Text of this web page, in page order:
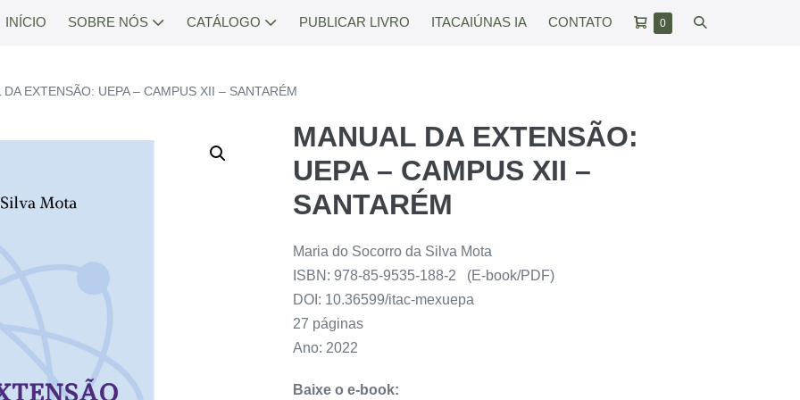
INÍCIO SOBRE NÓS CATÁLOGO PUBLICAR LIVRO ITACAIÚNAS IA CONTATO
Carrinho
0Itens
Alternar
DA EXTENSÃO: UEPA – CAMPUS XII – SANTARÉM
MANUAL DA EXTENSÃO:
UEPA – CAMPUS XII –
SANTARÉM
Maria do Socorro da Silva Mota
ISBN: 978-85-9535-188-2
(E-book/PDF)
DOI: 10.36599/itac-mexuepa
27 páginas
Ano: 2022
Baixe o e-book: